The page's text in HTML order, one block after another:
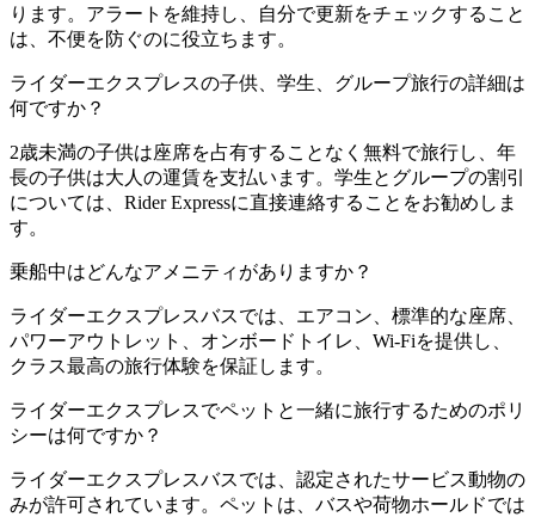
ります。アラートを維持し、自分で更新をチェックすること
は、不便を防ぐのに役立ちます。
ライダーエクスプレスの子供、学生、グループ旅行の詳細は
何ですか？
2歳未満の子供は座席を占有することなく無料で旅行し、年
長の子供は大人の運賃を支払います。学生とグループの割引
については、Rider Expressに直接連絡することをお勧めしま
す。
乗船中はどんなアメニティがありますか？
ライダーエクスプレスバスでは、エアコン、標準的な座席、
パワーアウトレット、オンボードトイレ、Wi-Fiを提供し、
クラス最高の旅行体験を保証します。
ライダーエクスプレスでペットと一緒に旅行するためのポリ
シーは何ですか？
ライダーエクスプレスバスでは、認定されたサービス動物の
みが許可されています。ペットは、バスや荷物ホールドでは